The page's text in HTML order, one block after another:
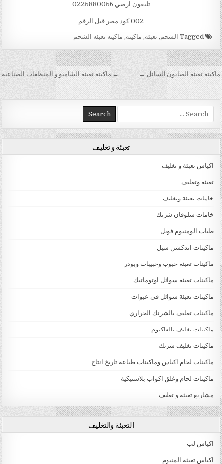
تليفون ارضي 0225880056
002 كود مصر قبل الرقم
Tagged الشحم,تعبئه, ماكينه, ماكينه تعبئه الشحم
تصفّح المقالات ← ماكينه تعبئه الشامبو و المنظفات الصناعيه ماكينه تعبئه الصابون السائل →
Search for:
تعبئة و تغليف
اكياس تعبئة و تغليف
تعبئة وتغليف
خامات تعبئة وتغليف
خامات سلوفان شرنك
طبات الومنيوم فويل
ماكينات اندكشن سيل
ماكينات تعبئة حبوب وحبيبات وبودر
ماكينات تعبئة سوائل اوتوماتيك
ماكينات تعبئة سوائل فى عبوات
ماكينات تغليف بالشرنك الحراري
ماكينات تغليف بالفاكيوم
ماكينات تغليف شرنك
ماكينات لحام اكياس وماكينات طباعة تاريخ انتاج
ماكينات لحام وغلق اكواب بلاستيكية
مشاريع تعبئة و تغليف
التعبئة والتغليف
اكياس لب
اكياس تعبئة المنيوم